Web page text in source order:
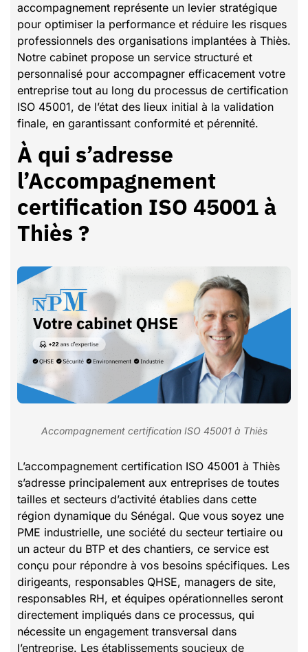
accompagnement représente un levier stratégique
pour optimiser la performance et réduire les risques
professionnels des organisations implantées à Thiès.
Notre cabinet propose un service structuré et
personnalisé pour accompagner efficacement votre
entreprise tout au long du processus de certification
ISO 45001, de l’état des lieux initial à la validation
finale, en garantissant conformité et pérennité.
À qui s’adresse
l’Accompagnement
certification ISO 45001 à
Thiès ?
Accompagnement certification ISO 45001 à Thiès
L’accompagnement certification ISO 45001 à Thiès
s’adresse principalement aux entreprises de toutes
tailles et secteurs d’activité établies dans cette
région dynamique du Sénégal. Que vous soyez une
PME industrielle, une société du secteur tertiaire ou
un acteur du BTP et des chantiers, ce service est
conçu pour répondre à vos besoins spécifiques. Les
dirigeants, responsables QHSE, managers de site,
responsables RH, et équipes opérationnelles seront
directement impliqués dans ce processus, qui
nécessite un engagement transversal dans
l’entreprise. Les établissements soucieux de